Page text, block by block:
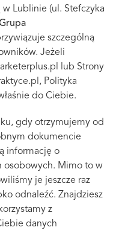
w Lublinie (ul. Stefczyka
szczególną
Jeżeli
lub Strony
Polityka
do Ciebie.
gdy otrzymujemy od
dokumencie
informację o
osobowych. Mimo to w
je jeszcze raz
odnaleźć. Znajdziesz
z
danych